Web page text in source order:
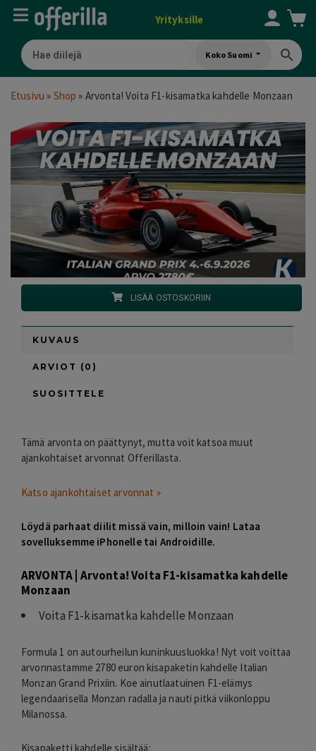
Yrityksille
Koko Suomi
Etusivu » Shop » Arvonta! Voita F1-kisamatka kahdelle Monzaan
LISÄÄ OSTOSKORIIN
KUVAUS
ARVIOT (0)
SUOSITTELE
Tämä arvonta on päättynyt, mutta voit katsoa muut
ajankohtaiset arvonnat Offerillasta.
Katso ajankohtaiset arvonnat »
Löydä parhaat diilit missä vain, milloin vain! Lataa
sovelluksemme iPhonelletai Androidille.
ARVONTA | Arvonta! Voita F1-kisamatka kahdelle
Monzaan
Voita F1-kisamatka kahdelle Monzaan
Formula 1 on autourheilun kuninkuusluokka! Nyt voit voittaa
arvonnastamme 2780 euron kisapaketin kahdelle Italian
Monzan Grand Prixiin. Koe ainutlaatuinen F1-elämys
legendaarisella Monzan radalla ja nauti pitkä viikonloppu
Milanossa.
Kisapaketti kahdelle sisältää: